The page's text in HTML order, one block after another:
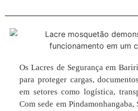
Os Lacres de Segurança em
para proteger cargas,
em setores como logística,
Com sede em Pindamonhangaba,